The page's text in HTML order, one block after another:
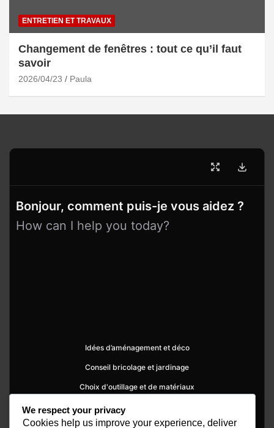
ENTRETIEN ET TRAVAUX
Changement de fenêtres : tout ce qu’il faut
savoir
2026/04/23 Paula
Bonjour, comment puis-je vous aidez ?
How can I help you today?
Idées d’aménagement et déco
Conseil bricolage et jardinage
Choix d'outillage et de matériaux
We respect your privacy
Cookies help us improve your experience, deliver